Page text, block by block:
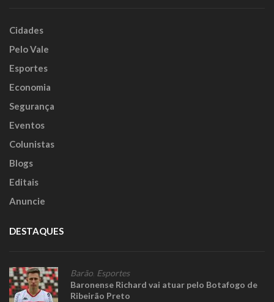
Cidades
Pelo Vale
Esportes
Economia
Segurança
Eventos
Colunistas
Blogs
Editais
Anuncie
DESTAQUES
Barão Esportes
Baronense Richard vai atuar pelo Botafogo de
Ribeirão Preto